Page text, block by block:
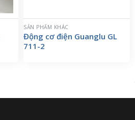
SẢN PHẨM KHÁC
Động cơ điện Guanglu GL
711-2